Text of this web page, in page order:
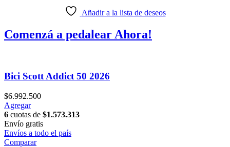
Añadir a la lista de deseos
Comenzá a pedalearAhora!
Bici Scott Addict 50 2026
$6.992.500
AgregarEste
producto
tiene
múltiples
variantes.
6 cuotas de $1.573.313
Envío gratis
Envíos a todo el país
Comparar